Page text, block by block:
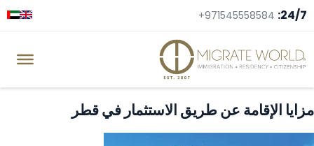
24/7:
+971545558584
مزايا الإقامة عن طريق الاستثمار في قطر